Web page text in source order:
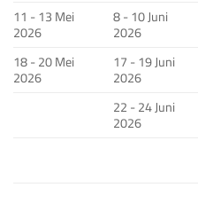
11 - 13 Mei
2026
8 - 10 Juni
2026
18 - 20 Mei
2026
17 - 19 Juni
2026
22 - 24 Juni
2026